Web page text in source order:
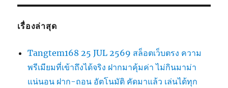
เรื่องล่าสุด
Tangtem168 25 JUL 2569 สล็อตเว็บตรง ความ
พรีเมียมที่เข้าถึงได้จริง ฝากมาคุ้มค่า ไม่กินมาม่า
แน่นอน ฝาก-ถอน อัตโนมัติ คัดมาแล้ว เล่นได้ทุก